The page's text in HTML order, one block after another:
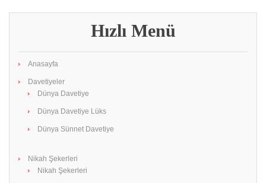
Hızlı Menü
Anasayfa
Davetiyeler
Dünya Davetiye
Dünya Davetiye Lüks
Dünya Sünnet Davetiye
Nikah Şekerleri
Nikah Şekerleri